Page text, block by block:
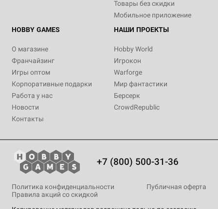
Товары без скидки
Мобильное приложение
HOBBY GAMES
О магазине
Франчайзинг
Игры оптом
Корпоративные подарки
Работа у нас
Новости
Контакты
НАШИ ПРОЕКТЫ
Hobby World
Игрокон
Warforge
Мир фантастики
Берсерк
CrowdRepublic
+7 (800) 500-31-36
Политика конфиденциальности
Публичная оферта
Правила акций со скидкой